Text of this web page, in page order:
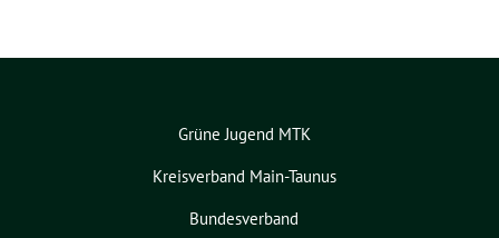
Grüne Jugend MTK
Kreisverband Main-Taunus
Bundesverband